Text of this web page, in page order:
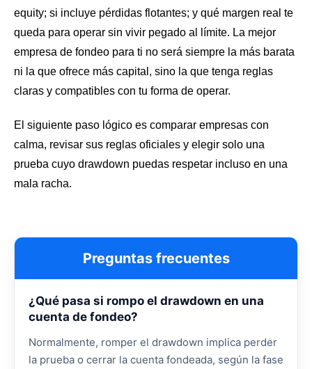
equity; si incluye pérdidas flotantes; y qué margen real te
queda para operar sin vivir pegado al límite. La mejor
empresa de fondeo para ti no será siempre la más barata
ni la que ofrece más capital, sino la que tenga reglas
claras y compatibles con tu forma de operar.
El siguiente paso lógico es comparar empresas con
calma, revisar sus reglas oficiales y elegir solo una
prueba cuyo drawdown puedas respetar incluso en una
mala racha.
Preguntas frecuentes
¿Qué pasa si rompo el drawdown en una
cuenta de fondeo?
Normalmente, romper el drawdown implica perder
la prueba o cerrar la cuenta fondeada, según la fase